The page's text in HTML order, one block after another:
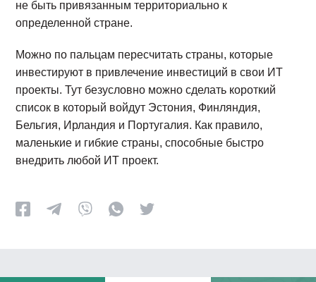
не быть привязанным территориально к
определенной стране.
Можно по пальцам пересчитать страны, которые
инвестируют в привлечение инвестиций в свои ИТ
проекты. Тут безусловно можно сделать короткий
список в который войдут Эстония, Финляндия,
Бельгия, Ирландия и Португалия. Как правило,
маленькие и гибкие страны, способные быстро
внедрить любой ИТ проект.